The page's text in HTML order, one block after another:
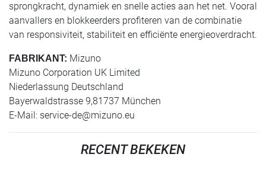
sprongkracht, dynamiek en snelle acties aan het net. Vooral
aanvallers en blokkeerders profiteren van de combinatie
van responsiviteit, stabiliteit en efficiënte energieoverdracht.
FABRIKANT: Mizuno
Mizuno Corporation UK Limited
Niederlassung Deutschland
Bayerwaldstrasse 9,81737 München
E-Mail: service-de@mizuno.eu
RECENT BEKEKEN